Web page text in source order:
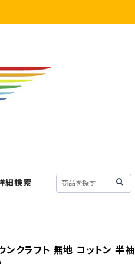
細検索
クラフト 無地 コットン 半袖